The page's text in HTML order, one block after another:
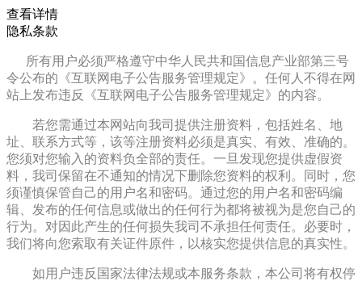
查看详情
隐私条款
所有用户必须严格遵守中华人民共和国信息产业部第三号
令公布的《互联网电子公告服务管理规定》。任何人不得在网
站上发布违反《互联网电子公告服务管理规定》的内容。
若您需通过本网站向我司提供注册资料，包括姓名、地
址、联系方式等，该等注册资料必须是真实、有效、准确的。
您须对您输入的资料负全部的责任。一旦发现您提供虚假资
料，我司保留在不通知的情况下删除您资料的权利。同时，您
须谨慎保管自己的用户名和密码。通过您的用户名和密码编
辑、发布的任何信息或做出的任何行为都将被视为是您自己的
行为。对因此产生的任何损失我司不承担任何责任。必要时，
我们将向您索取有关证件原件，以核实您提供信息的真实性。
如用户违反国家法律法规或本服务条款，本公司将有权停